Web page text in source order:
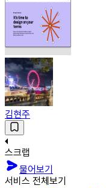
김현주
스크랩
물어보기
서비스 전체보기